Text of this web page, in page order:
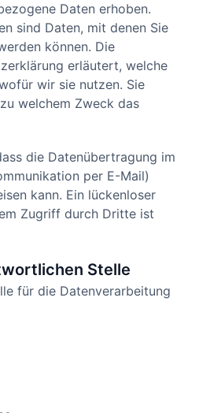
Daten erhoben.
sind Daten, mit denen Sie
können. Die
erläutert, welche
wir sie nutzen. Sie
welchem Zweck das
die Datenübertragung im
per E-Mail)
kann. Ein lückenloser
Zugriff durch Dritte ist
Stelle
für die Datenverarbeitung